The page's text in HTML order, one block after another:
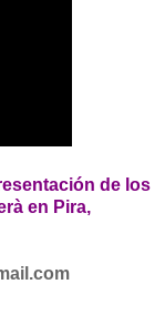
de los
en Pira,